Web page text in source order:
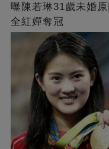
曝陳若琳31歲未婚
全紅嬋奪冠